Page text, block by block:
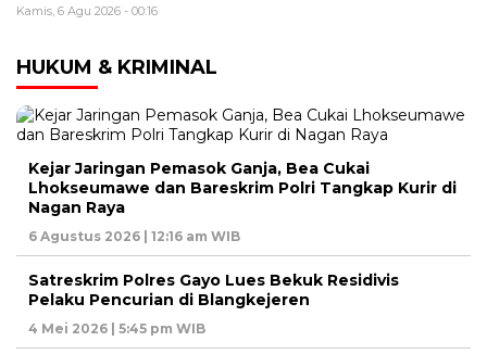
Kamis, 6 Agu 2026 - 00:16
HUKUM & KRIMINAL
Kejar Jaringan Pemasok Ganja, Bea Cukai
Lhokseumawe dan Bareskrim Polri Tangkap Kurir di
Nagan Raya
6 Agustus 2026 | 12:16 am WIB
Satreskrim Polres Gayo Lues Bekuk Residivis
Pelaku Pencurian di Blangkejeren
4 Mei 2026 | 5:45 pm WIB